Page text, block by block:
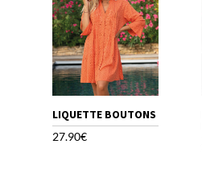
LIQUETTE BOUTONS
27.90€